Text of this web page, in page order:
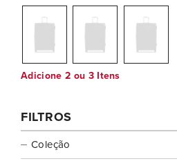
Adicione 2 ou 3 Itens
FILTROS
Coleção